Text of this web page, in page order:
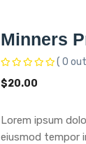
Minners
( 0
$20.00
Lorem ipsum
eiusmod tempor